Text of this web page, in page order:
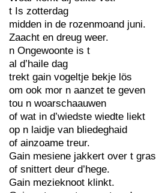
t Is zotterdag
midden in de rozenmoand juni.
Zaacht en dreug weer.
n Ongewoonte is t
al d’haile dag
trekt gain vogeltje bekje lös
om ook mor n aanzet te geven
tou n woarschaauwen
of wat in d’wiedste wiedte liekt
op n laidje van bliedeghaid
of ainzoame treur.
Gain mesiene jakkert over t gras
of snittert deur d’hege.
Gain mezieknoot klinkt.